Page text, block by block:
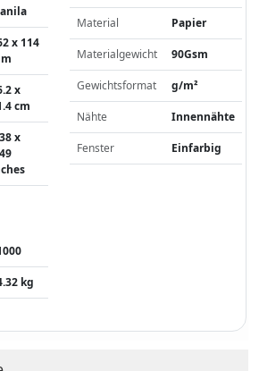
x 114
x
cm
x
Material Papier
Materialgewicht 90Gsm
Gewichtsformat g/m²
Nähte Innennähte
Fenster Einfarbig
kg